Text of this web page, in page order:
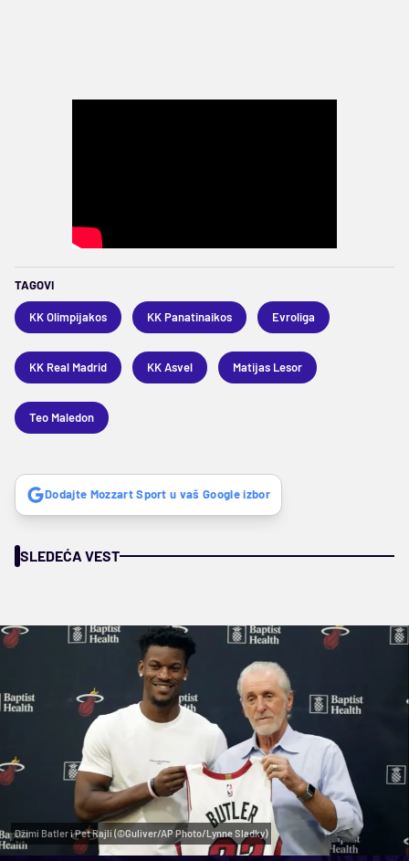
TAGOVI
KK Olimpijakos KK Panatinaikos Evroliga
KK Real Madrid KK Asvel Matijas Lesor
Teo Maledon
Dodajte Mozzart Sport u vaš Google izbor
SLEDEĆA VEST
Džimi Batler i Pet Rajli (©Guliver/AP Photo/Lynne Sladky)